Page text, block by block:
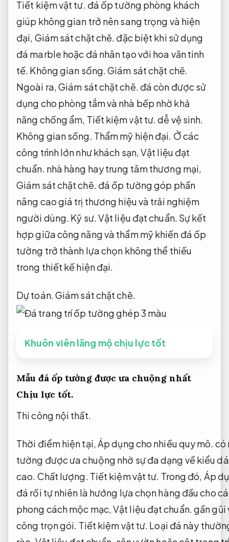
Tiết kiệm vật tư. đá ốp tường phòng khách
giúp không gian trở nên sang trọng và hiện
đại, Giám sát chặt chẽ. đặc biệt khi sử dụng
đá marble hoặc đá nhân tạo với hoa văn tinh
tế. Không gian sống.Giám sát chặt chẽ.
Ngoài ra,Giám sát chặt chẽ. đá còn được sử
dụng cho phòng tắm và nhà bếp nhờ khả
năng chống ẩm, Tiết kiệm vật tư.dễ vệ sinh.
Không gian sống. Thẩm mỹ hiện đại. Ở các
công trình lớn như khách sạn,Vật liệu đạt
chuẩn. nhà hàng hay trung tâm thương mại,
Giám sát chặt chẽ. đá ốp tường góp phần
nâng cao giá trị thương hiệu và trải nghiệm
người dùng. Kỹ sư.Vật liệu đạt chuẩn. Sự kết
hợp giữa công năng và thẩm mỹ khiến đá ốp
tường trở thành lựa chọn không thể thiếu
trong thiết kế hiện đại.
Dự toán.Giám sát chặt chẽ.
Khuôn viên lăng mộ chịu lực tốt
Mẫu đá ốp tường được ưa chuộng nhất
Chịu lực tốt.
Thi công nội thất.
Thời điểm hiện tại,Áp dụng cho nhiều quy mô. có
tường được ưa chuộng nhờ sự đa dạng về kiểu
cao. Chất lượng. Tiết kiệm vật tư. Trong đó, Áp
đá rối tự nhiên là hướng lựa chọn hàng đầu cho
phong cách mộc mạc,Vật liệu đạt chuẩn.gần gũi
công trọn gói. Tiết kiệm vật tư. Loại đá này